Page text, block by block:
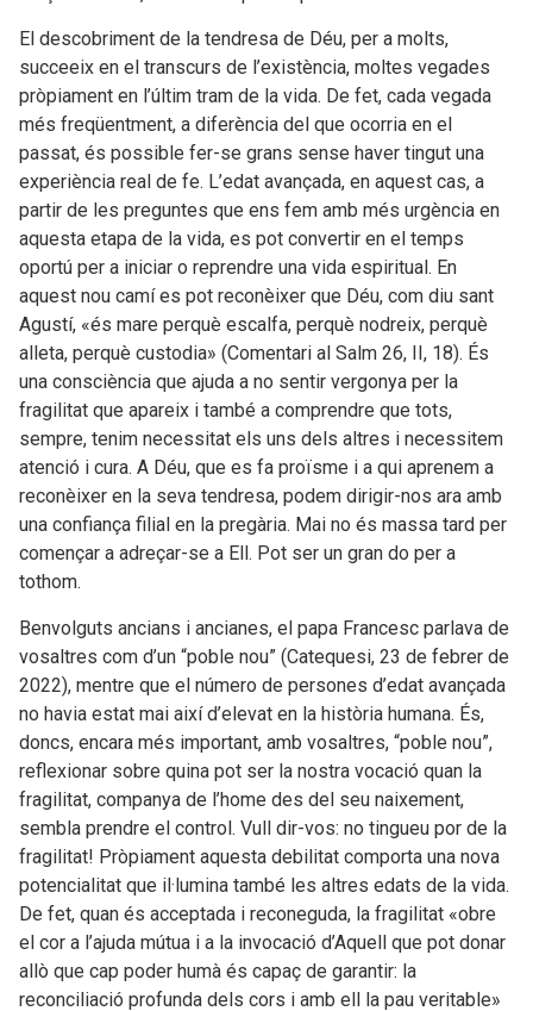
El descobriment de la tendresa de Déu, per a molts,
succeeix en el transcurs de l’existència, moltes vegades
pròpiament en l’últim tram de la vida. De fet, cada vegada
més freqüentment, a diferència del que ocorria en el
passat, és possible fer-se grans sense haver tingut una
experiència real de fe. L’edat avançada, en aquest cas, a
partir de les preguntes que ens fem amb més urgència en
aquesta etapa de la vida, es pot convertir en el temps
oportú per a iniciar o reprendre una vida espiritual. En
aquest nou camí es pot reconèixer que Déu, com diu sant
Agustí, «és mare perquè escalfa, perquè nodreix, perquè
alleta, perquè custodia» (Comentari al Salm 26, II, 18). És
una consciència que ajuda a no sentir vergonya per la
fragilitat que apareix i també a comprendre que tots,
sempre, tenim necessitat els uns dels altres i necessitem
atenció i cura. A Déu, que es fa proïsme i a qui aprenem a
reconèixer en la seva tendresa, podem dirigir-nos ara amb
una confiança filial en la pregària. Mai no és massa tard per
començar a adreçar-se a Ell. Pot ser un gran do per a
tothom.
Benvolguts ancians i ancianes, el papa Francesc parlava de
vosaltres com d’un “poble nou” (Catequesi, 23 de febrer de
2022), mentre que el número de persones d’edat avançada
no havia estat mai així d’elevat en la història humana. És,
doncs, encara més important, amb vosaltres, “poble nou”,
reflexionar sobre quina pot ser la nostra vocació quan la
fragilitat, companya de l’home des del seu naixement,
sembla prendre el control. Vull dir-vos: no tingueu por de la
fragilitat! Pròpiament aquesta debilitat comporta una nova
potencialitat que il·lumina també les altres edats de la vida.
De fet, quan és acceptada i reconeguda, la fragilitat «obre
el cor a l’ajuda mútua i a la invocació d’Aquell que pot donar
allò que cap poder humà és capaç de garantir: la
reconciliació profunda dels cors i amb ell la pau veritable»